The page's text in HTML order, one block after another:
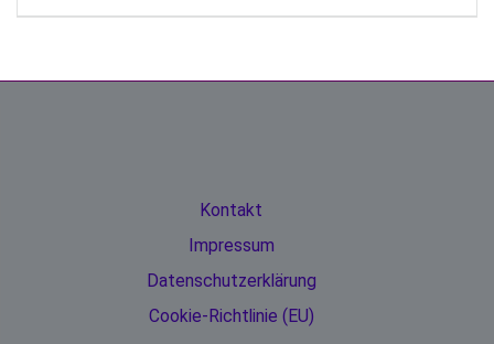
Kontakt
Impressum
Datenschutzerklärung
Cookie-Richtlinie (EU)